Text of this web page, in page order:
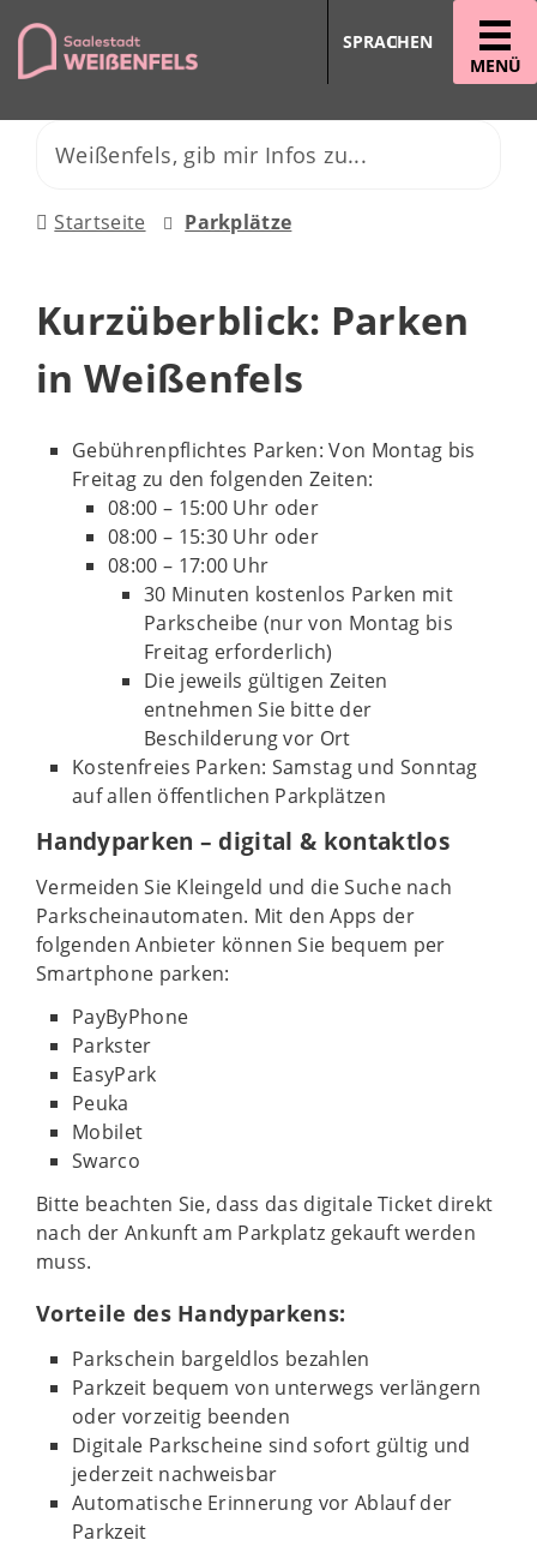
MENÜ
SPRACHEN
Startseite Parkplätze
Kurzüberblick: Parken
in Weißenfels
Gebührenpflichtes Parken: Von Montag bis
Freitag zu den folgenden Zeiten:
08:00 – 15:00 Uhr oder
08:00 – 15:30 Uhr oder
08:00 – 17:00 Uhr
30 Minuten kostenlos Parken mit
Parkscheibe (nur von Montag bis
Freitag erforderlich)
Die jeweils gültigen Zeiten
entnehmen Sie bitte der
Beschilderung vor Ort
Kostenfreies Parken: Samstag und Sonntag
auf allen öffentlichen Parkplätzen
Handyparken – digital & kontaktlos
Vermeiden Sie Kleingeld und die Suche nach
Parkscheinautomaten. Mit den Apps der
folgenden Anbieter können Sie bequem per
Smartphone parken:
PayByPhone
Parkster
EasyPark
Peuka
Mobilet
Swarco
Bitte beachten Sie, dass das digitale Ticket direkt
nach der Ankunft am Parkplatz gekauft werden
muss.
Vorteile des Handyparkens:
Parkschein bargeldlos bezahlen
Parkzeit bequem von unterwegs verlängern
oder vorzeitig beenden
Digitale Parkscheine sind sofort gültig und
jederzeit nachweisbar
Automatische Erinnerung vor Ablauf der
Parkzeit